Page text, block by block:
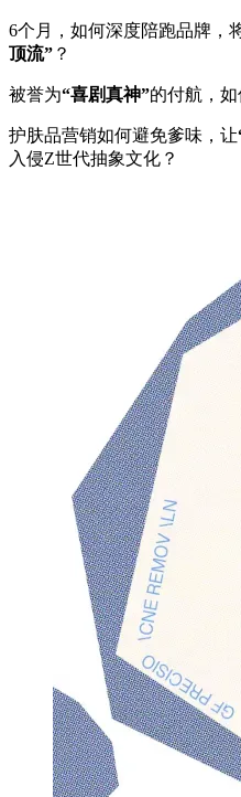
6个月，如何深度陪跑品牌，
顶流” ？
被誉为“喜剧真神”的付航，如
护肤品营销如何避免爹味，让
入侵Z世代抽象文化？